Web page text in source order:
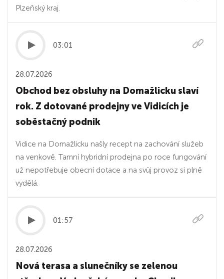
Plzeňský kraj.
03:01
28.07.2026
Obchod bez obsluhy na Domažlicku slaví
rok. Z dotované prodejny ve Vidicích je
soběstačný podnik
Vidice na Domažlicku našly recept na zachování služeb
na venkově. Tamní hybridní prodejna po roce fungování
už nepotřebuje obecní dotace a na svůj provoz si plně
vydělá.
01:57
28.07.2026
Nová terasa a slunečníky se zelenou